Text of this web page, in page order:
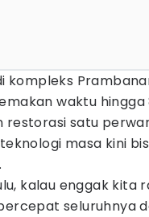
kompleks
waktu hingga
satu
masa kini
kalau enggak kita
seluruhnya